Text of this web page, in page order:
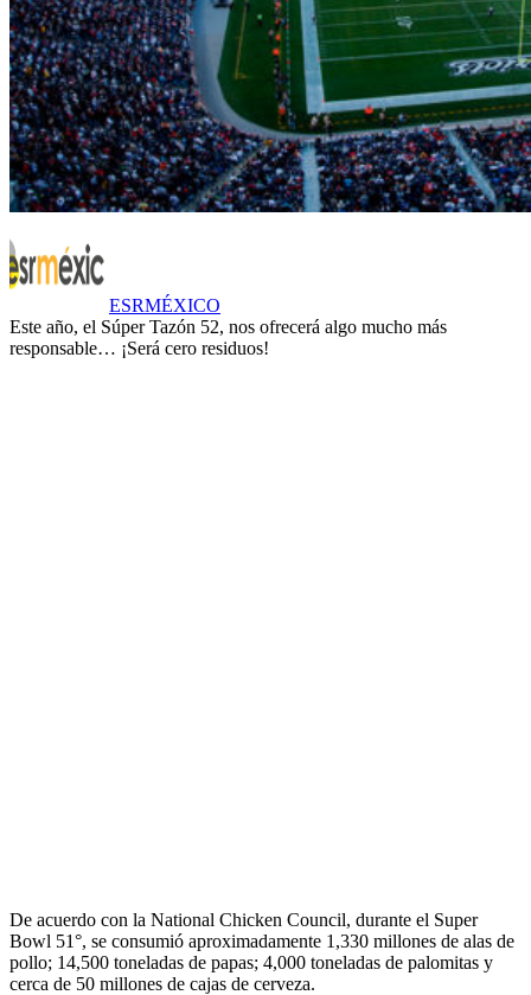
ESRMÉXICO
Este año, el Súper Tazón 52, nos ofrecerá algo mucho más
responsable… ¡Será cero residuos!
De acuerdo con la National Chicken Council, durante el Super
Bowl 51°, se consumió aproximadamente 1,330 millones de alas de
pollo; 14,500 toneladas de papas; 4,000 toneladas de palomitas y
cerca de 50 millones de cajas de cerveza.